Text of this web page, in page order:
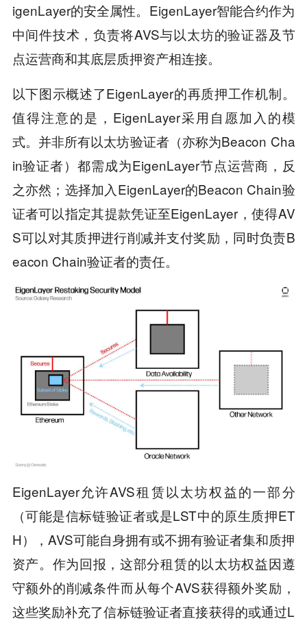
igenLayer的安全属性。EigenLayer智能合约作为
中间件技术，负责将AVS与以太坊的验证器及节
点运营商和其底层质押资产相连接。
以下图示概述了EigenLayer的再质押工作机制。
值得注意的是，EigenLayer采用自愿加入的模
式。并非所有以太坊验证者（亦称为Beacon Cha
in验证者）都需成为EigenLayer节点运营商，反
之亦然；选择加入EigenLayer的Beacon Chain验
证者可以指定其提款凭证至EigenLayer，使得AV
S可以对其质押进行削减并支付奖励，同时负责B
eacon Chain验证者的责任。
EigenLayer允许AVS租赁以太坊权益的一部分
（可能是信标链验证者或是LST中的原生质押ET
H），AVS可能自身拥有或不拥有验证者集和质押
资产。作为回报，这部分租赁的以太坊权益因遵
守额外的削减条件而从每个AVS获得额外奖励，
这些奖励补充了信标链验证者直接获得的或通过L